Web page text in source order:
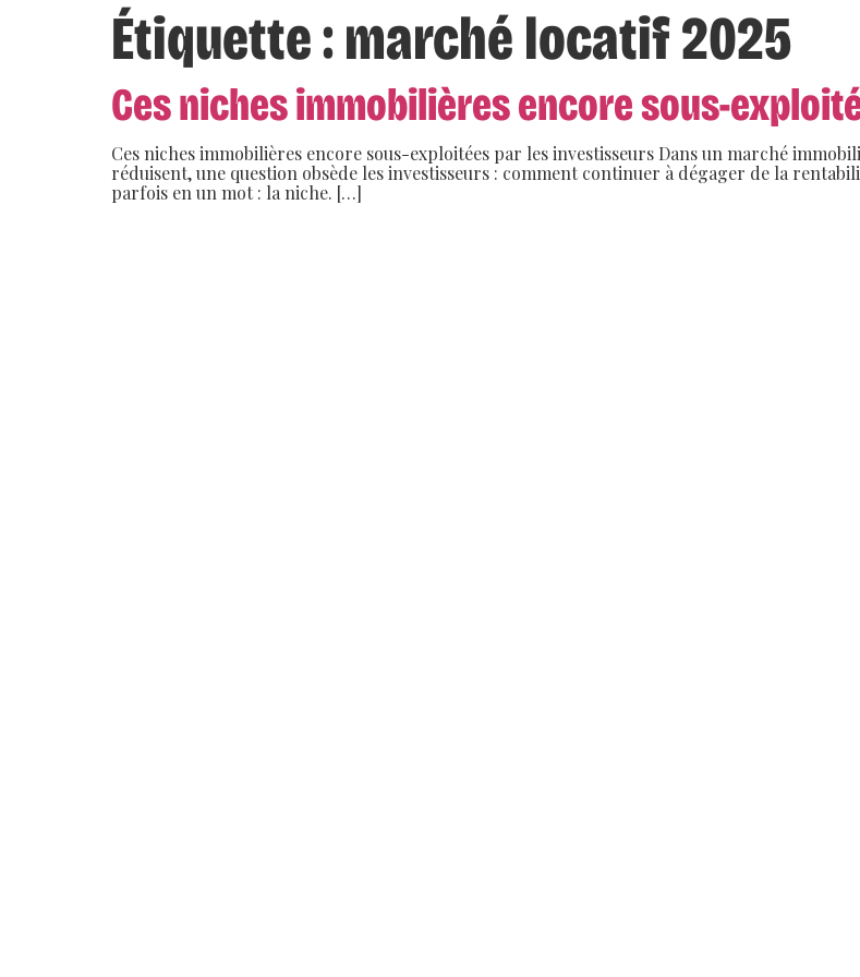
Étiquette :marché locatif 2025
Ces niches immobilières encore sous-
Ces niches immobilières encore sous-exploitées par les investisseurs Dans un marché
réduisent, une question obsède les investisseurs : comment continuer à dégager de la
parfois en un mot : la niche. […]